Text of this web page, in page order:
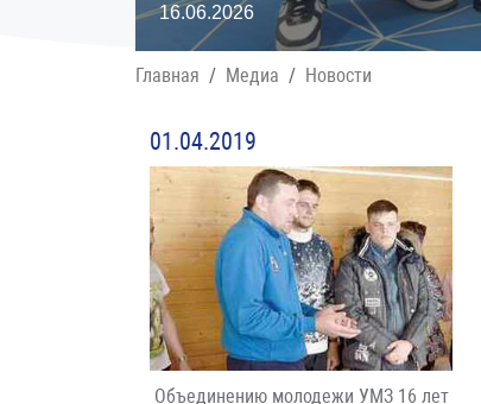
16.06.2026
Главная Медиа Новости
01.04.2019
Объединению молодежи УМЗ 16 лет